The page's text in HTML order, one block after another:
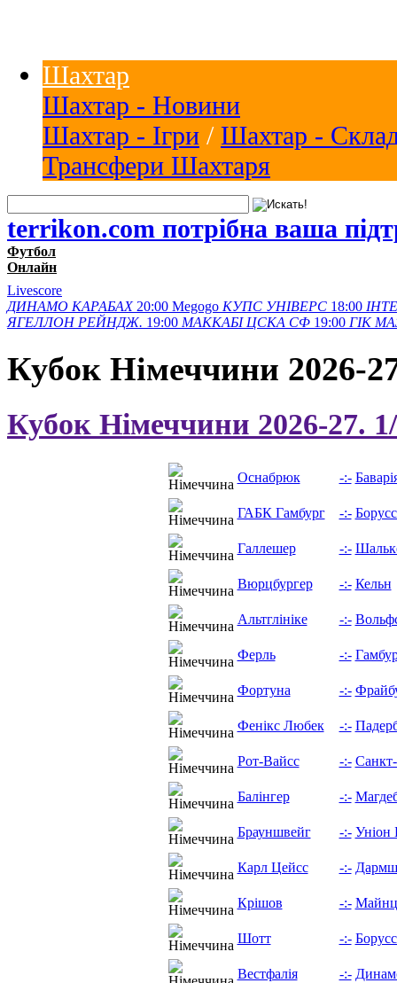
Шахтар
Шахтар - Новини
Шахтар - Ігри / Шахтар -
Трансфери Шахтаря
terrikon.com потрібна ваша
Футбол
Онлайн
Livescore
ДИНАМО КАРАБАХ 20:00 Megogo КУПС УНІВЕРС 18:00
ЯГЕЛЛОН РЕЙНДЖ. 19:00 МАККАБІ ЦСКА СФ 19:00 ГІК
Кубок Німеччини 2026-
Кубок Німеччини 2026-27.
Оснабрюк -:-
ГАБК Гамбург -:-
Галлешер -:-
Вюрцбургер -:- Кельн
Альтглініке -:-
Ферль -:-
Фортуна -:-
Фенікс Любек -:-
Рот-Вайсс -:-
Балінгер -:-
Брауншвейг -:- Уніон
Карл Цейсс -:-
Крішов -:- Майнц
Шотт -:-
Вестфалія -:-